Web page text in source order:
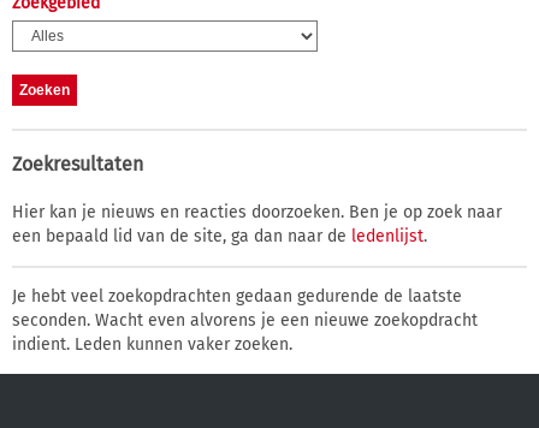
Zoekresultaten
Hier kan je nieuws en reacties doorzoeken. Ben je op zoek naar
een bepaald lid van de site, ga dan naar de ledenlijst.
Je hebt veel zoekopdrachten gedaan gedurende de laatste
seconden. Wacht even alvorens je een nieuwe zoekopdracht
indient. Leden kunnen vaker zoeken.